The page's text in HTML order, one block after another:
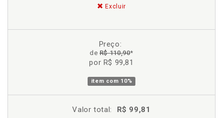
Excluir
Preço:
deR$ 110,90*
por R$ 99,81
item com 10%
Valor total: R$ 99,81